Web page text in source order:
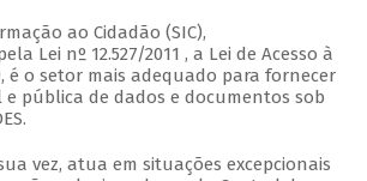
ao Cidadão (SIC),
Lei nº 12.527/2011 , a Lei de Acesso à
é o setor mais adequado para fornecer
pública de dados e documentos sob
vez, atua em situações excepcionais